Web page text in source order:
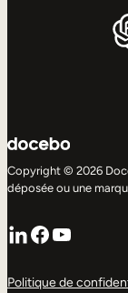
Copyright © 2026
déposée ou une
LinkedIn
Facebook
YouTube
Politique de